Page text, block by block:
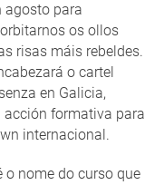
agosto para
os ollos
risas máis rebeldes.
o cartel
en Galicia,
acción formativa para
internacional.
o nome do curso que